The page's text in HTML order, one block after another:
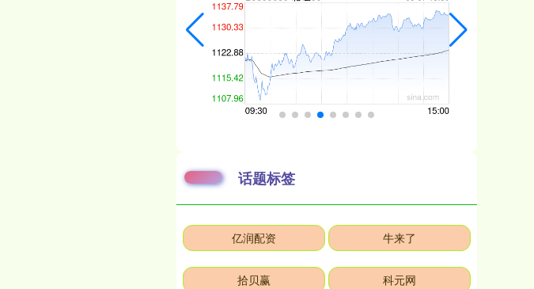
话题标签
亿润配资 牛来了
拾贝赢 科元网